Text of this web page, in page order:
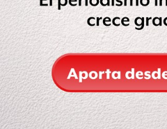
A finales de febrero se
negociaciones y Canadá y
conservar el acuerdo.
Previo a un primer encuentro
jueves, el canciller mexicano
con Freeland.